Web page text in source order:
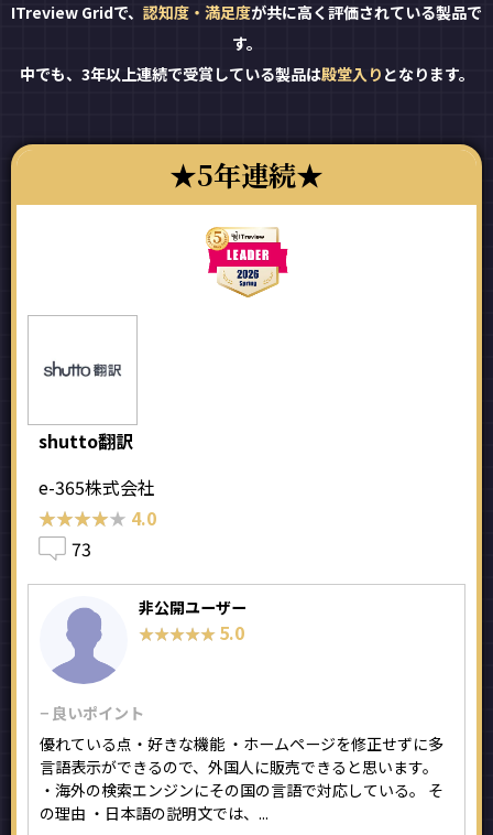
ITreview Gridで、 認知度・満足度が共に高く評価されている製品で
す。
中でも、3年以上連続で受賞している製品は殿堂入り となります。
5年連続
shutto翻訳
e-365株式会社
★★★★★
★★★★★ 4.0
73
非公開ユーザー
★★★★★
★★★★★ 5.0
− 良いポイント
優れている点・好きな機能 ・ホームページを修正せずに多
言語表示ができるので、外国人に販売できると思います。
・海外の検索エンジンにその国の言語で対応している。 そ
の理由 ・日本語の説明文では、...